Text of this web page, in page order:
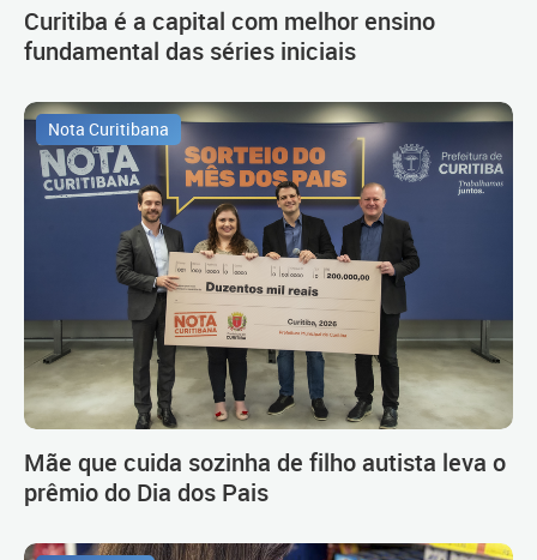
Curitiba é a capital com melhor ensino
fundamental das séries iniciais
Nota Curitibana
Mãe que cuida sozinha de filho autista leva o
prêmio do Dia dos Pais